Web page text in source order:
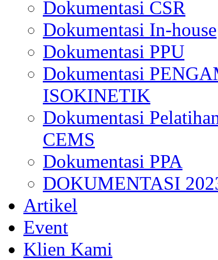
Dokumentasi CSR
Dokumentasi In-house
Dokumentasi PPU
Dokumentasi
ISOKINETIK
Dokumentasi
CEMS
Dokumentasi PPA
DOKUMENTASI
Artikel
Event
Klien Kami